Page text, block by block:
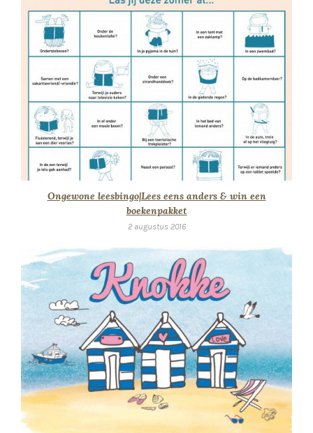
Ongewone leesbingo|Lees eens anders & win een
boekenpakket
2 augustus 2016